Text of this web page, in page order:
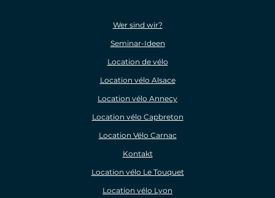
Wer sind wir?
Seminar-Ideen
Location de vélo
Location vélo Alsace
Location vélo Annecy
Location vélo Capbreton
Location Vélo Carnac
Kontakt
Location vélo Le Touquet
Location vélo Lyon